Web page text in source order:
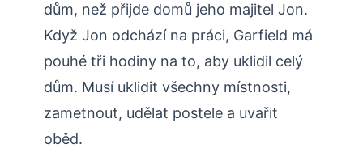
dům, než přijde domů jeho majitel Jon.
Když Jon odchází na práci, Garfield má
pouhé tři hodiny na to, aby uklidil celý
dům. Musí uklidit všechny místnosti,
zametnout, udělat postele a uvařit
oběd.